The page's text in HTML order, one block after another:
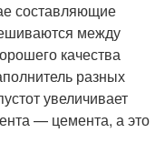
составляющие
между
качества
разных
увеличивает
— цемента, а это